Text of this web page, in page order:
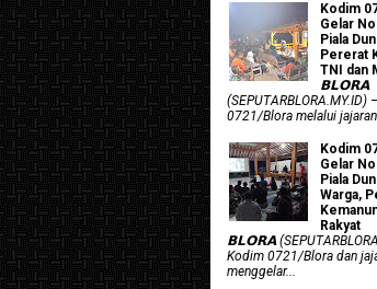
Kodim
Gelar
Piala
Pererat
TNI dan
𝗕𝗟𝗢𝗥𝗔
0721/Blora melalui
Kodim
Gelar
Piala
Warga,
Rakyat
𝗕𝗟𝗢𝗥𝗔
Kodim 0721/Blora dan
menggelar...